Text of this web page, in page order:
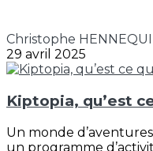
Christophe
29 avril 2025
Kiptopia, qu’est
Un monde
un programme